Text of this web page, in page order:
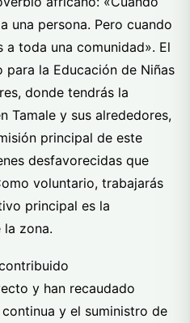
una persona. Pero cuando
a toda una comunidad». El
para la Educación de Niñas
donde tendrás la
Tamale y sus alrededores,
principal de este
desfavorecidas que
voluntario, trabajarás
principal es la
la zona.
y han recaudado
y el suministro de